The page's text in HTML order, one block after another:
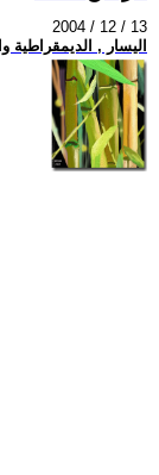
2004 / 12 / 13
اليسار , الديمقراطية